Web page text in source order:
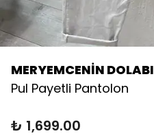
MERYEMCENİN DOLABI
Pul Payetli Pantolon
₺ 1,699.00